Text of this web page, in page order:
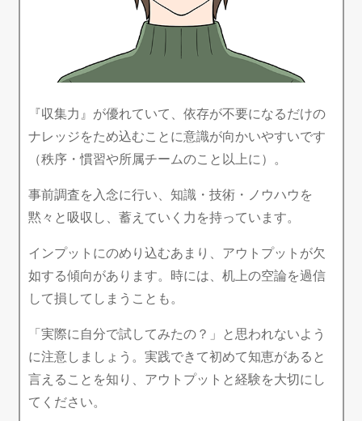
『収集力』が優れていて、依存が不要になるだけの
ナレッジをため込むことに意識が向かいやすいです
（秩序・慣習や所属チームのこと以上に）。
事前調査を入念に行い、知識・技術・ノウハウを
黙々と吸収し、蓄えていく力を持っています。
インプットにのめり込むあまり、アウトプットが欠
如する傾向があります。時には、机上の空論を過信
して損してしまうことも。
「実際に自分で試してみたの？」と思われないよう
に注意しましょう。実践できて初めて知恵があると
言えることを知り、アウトプットと経験を大切にし
てください。